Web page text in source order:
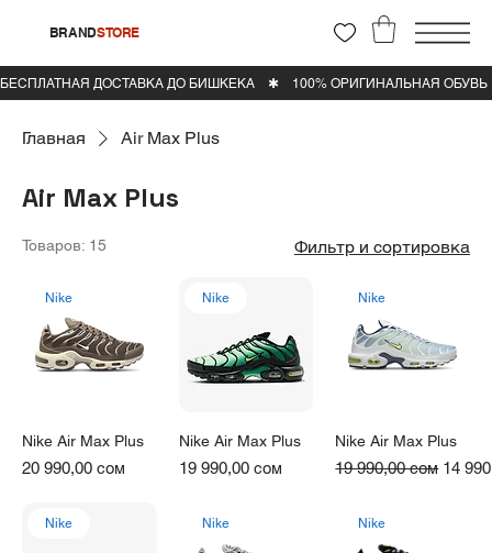
BRANDSTORE
Главная Air Max Plus
Air Max Plus
Товаров: 15 Фильтр и сортировка
Nike
Nike Air Max Plus
Цена
20 990,00 сом
Nike
Nike Air Max Plus
Цена
19 990,00 сом
Nike
Nike Air Max Plus
Обычная цена
19 990,00 сом Цена
14
Nike Nike Nike